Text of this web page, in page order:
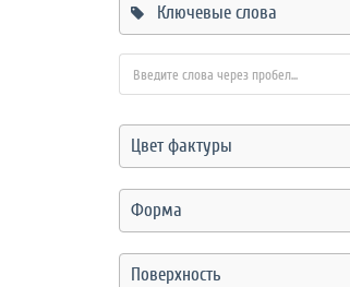
Ключевые слова
Цвет фактуры
Форма
Поверхность